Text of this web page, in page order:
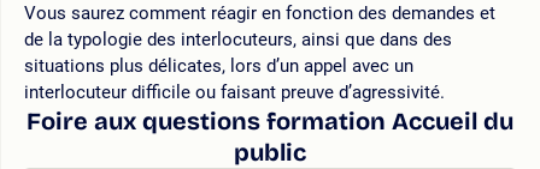
Vous saurez comment réagir en fonction des demandes et
de la typologie des interlocuteurs, ainsi que dans des
situations plus délicates, lors d’un appel avec un
interlocuteur difficile ou faisant preuve d’agressivité.
Foire aux questions formation Accueil du
public